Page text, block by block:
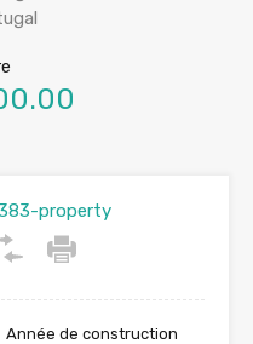
property
Année de construction